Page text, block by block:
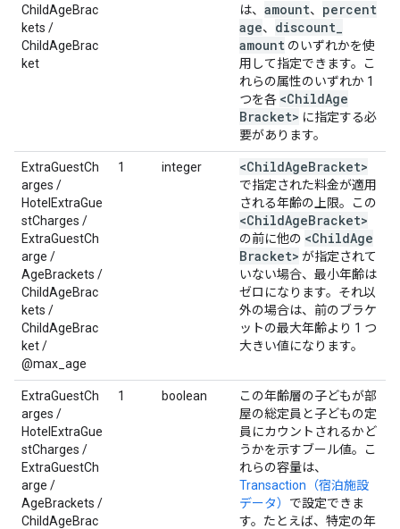
ChildAgeBrac
kets /
ChildAgeBrac
ket
は、 amount、 percent
age、 discount
amount のいずれかを使
用して指定できます。こ
れらの属性のいずれか 1
つを各 <ChildAge
Bracket> に指定する必
要があります。
ExtraGuestCh
arges /
HotelExtraGue
stCharges /
ExtraGuestCh
arge /
AgeBrackets /
ChildAgeBrac
kets /
ChildAgeBrac
ket /
@max_age
1 integer <ChildAgeBracket>
で指定された料金が適用
される年齢の上限。この
<ChildAgeBracket>
の前に他の <ChildAge
Bracket> が指定されて
いない場合、最小年齢は
ゼロになります。それ以
外の場合は、前のブラケ
ットの最大年齢より 1 つ
大きい値になります。
ExtraGuestCh
arges /
HotelExtraGue
stCharges /
ExtraGuestCh
arge /
AgeBrackets /
ChildAgeBrac
1 boolean
この年齢層の子どもが部
屋の総定員と子どもの定
員にカウントされるかど
うかを示すブール値。こ
れらの容量は、
Transaction（宿泊施設
データ） で設定できま
す。たとえば、特定の年